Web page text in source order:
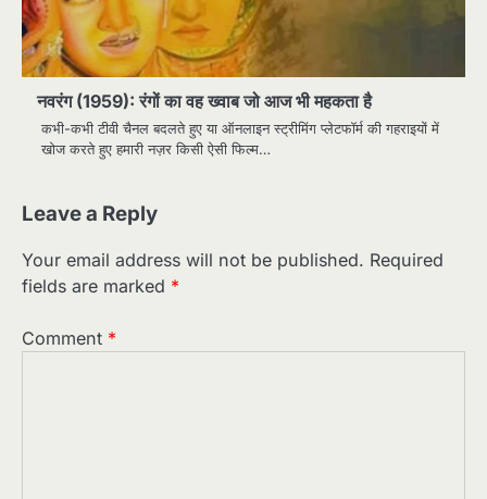
नवरंग (1959): रंगों का वह ख्वाब जो आज भी महकता है
कभी-कभी टीवी चैनल बदलते हुए या ऑनलाइन स्ट्रीमिंग प्लेटफॉर्म की गहराइयों में
खोज करते हुए हमारी नज़र किसी ऐसी फिल्म…
Leave a Reply
Your email address will not be published. Required
fields are marked *
Comment *